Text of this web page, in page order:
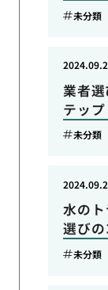
未分類
業者
テップ
未分類
水の
選びの
未分類